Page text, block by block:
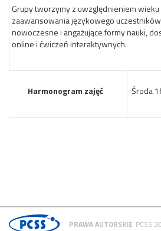
Grupy tworzymy z uwzględnieniem
zaawansowania językowego
nowoczesne i angażujące formy nauki,
online i ćwiczeń interaktywnych.
Harmonogram zajęć Środa
PRAWA AUTORSKIE PCSS